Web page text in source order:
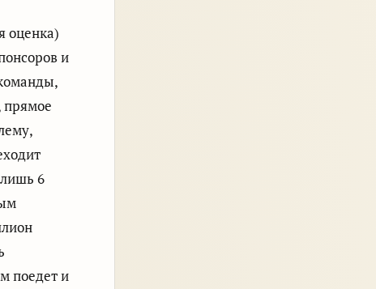
оценка)
и
прямое
6
поедет и